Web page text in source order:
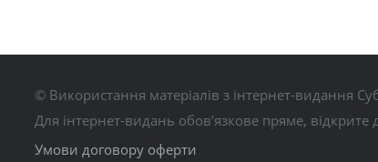
© Використання матеріалів з інтернет-видання
Для інтернет-видань обов’язкове пряме,
Умови договору оферти